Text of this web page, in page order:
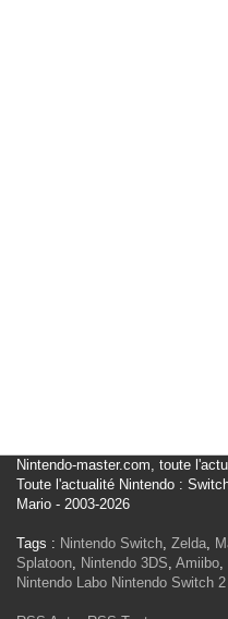
Nintendo-master.com, toute
Toute l'actualité Nintendo :
Mario - 2003-2026
Tags : Nintendo Switch, Zelda,
Splatoon, Nintendo 3DS, Amiibo,
Nintendo Labo Nintendo Switch 2